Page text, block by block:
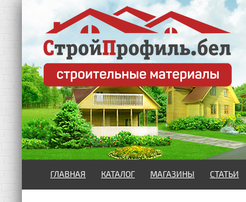
ГЛАВНАЯ КАТАЛОГ МАГАЗИНЫ СТАТЬИ